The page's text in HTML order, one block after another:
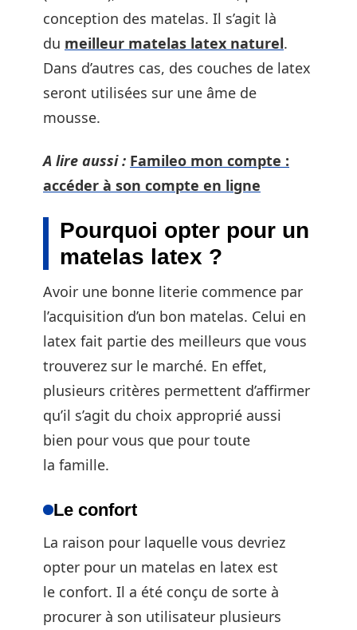
conception des matelas. Il s’agit là
du meilleur matelas latex naturel.
Dans d’autres cas, des couches de latex
seront utilisées sur une âme de
mousse.
A lire aussi : Famileo mon compte :
accéder à son compte en ligne
Pourquoi opter pour un
matelas latex ?
Avoir une bonne literie commence par
l’acquisition d’un bon matelas. Celui en
latex fait partie des meilleurs que vous
trouverez sur le marché. En effet,
plusieurs critères permettent d’affirmer
qu’il s’agit du choix approprié aussi
bien pour vous que pour toute
la famille.
Le confort
La raison pour laquelle vous devriez
opter pour un matelas en latex est
le confort. Il a été conçu de sorte à
procurer à son utilisateur plusieurs